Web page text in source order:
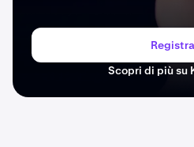
Scopri di più su